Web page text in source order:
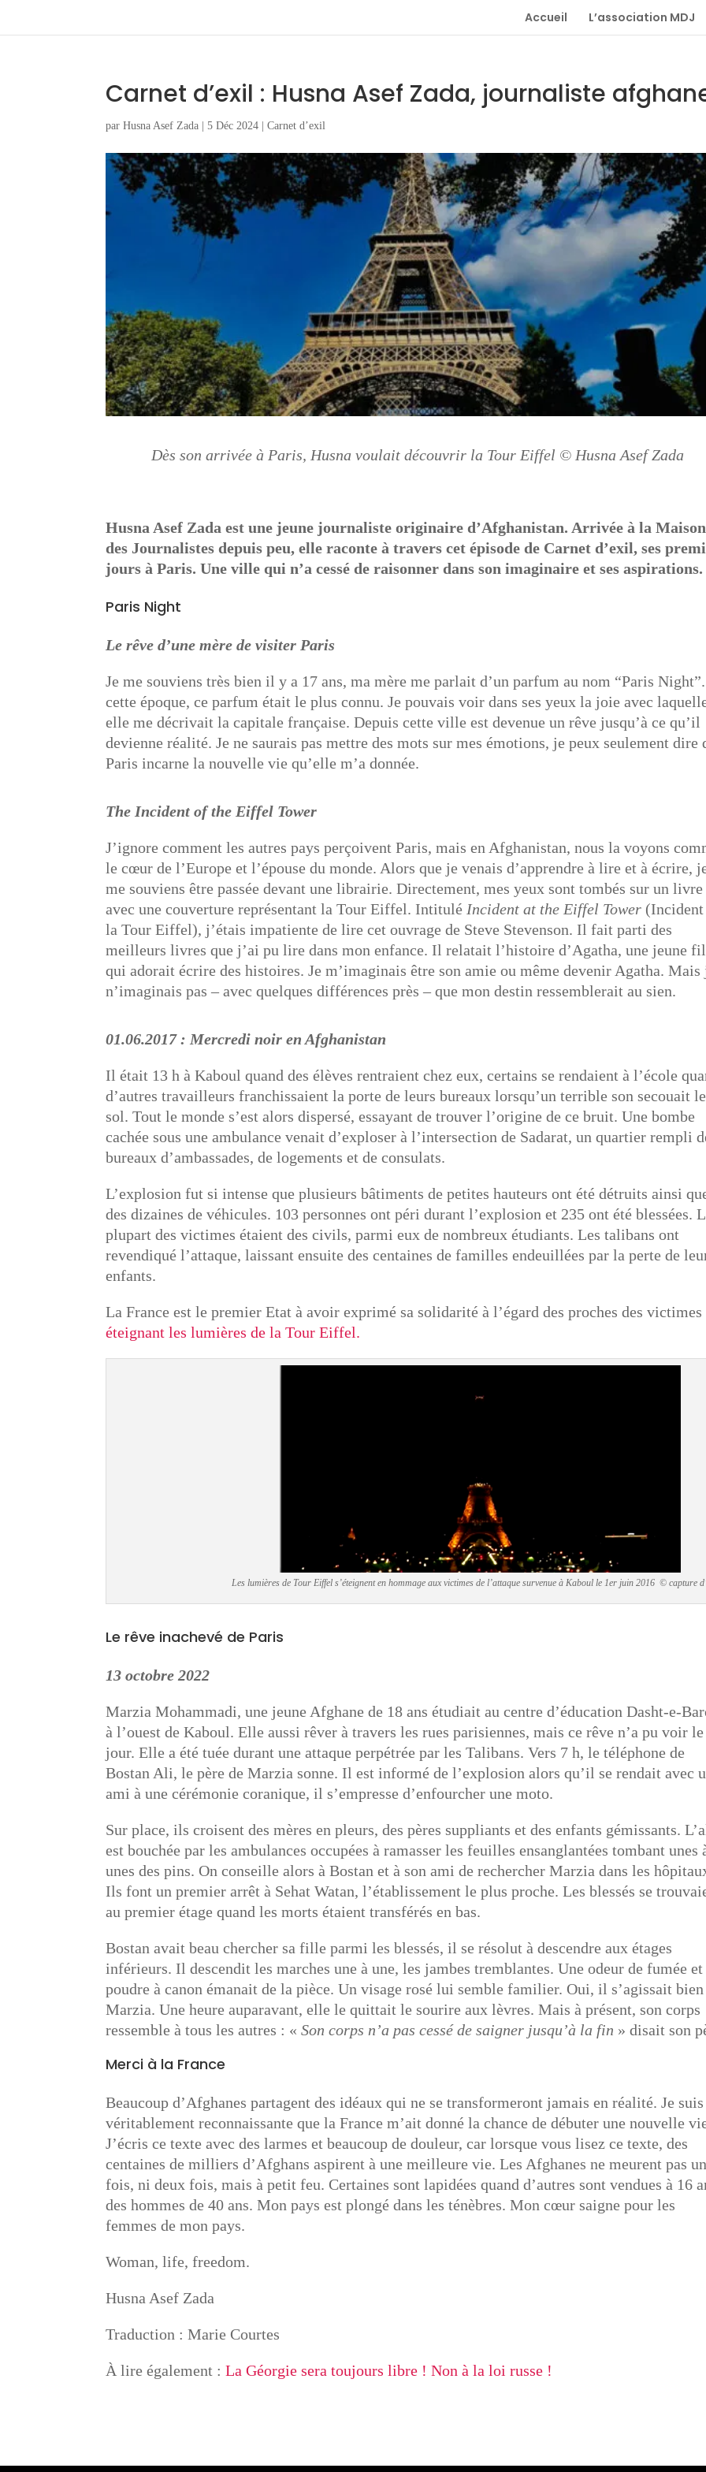
Accueil L’association MDJ
Carnet d’exil : Husna Asef Zada, journaliste
parHusna Asef Zada |5 Déc 2024 |Carnet d’exil
Dès son arrivée à Paris, Husna voulait découvrir la Tour Eiffel © Husna Asef Zada
Husna Asef Zada est une jeune journaliste originaire d’Afghanistan. Arrivée à la Maison
des Journalistes depuis peu, elle raconte à travers cet épisode de Carnet d’exil, ses
jours à Paris. Une ville qui n’a cessé de raisonner dans son imaginaire et ses aspirations.
Paris Night
Le rêve d’une mère de visiter Paris
Je me souviens très bien il y a 17 ans, ma mère me parlait d’un parfum au nom “Paris
cette époque, ce parfum était le plus connu. Je pouvais voir dans ses yeux la joie avec
elle me décrivait la capitale française. Depuis cette ville est devenue un rêve jusqu’à ce qu’il
devienne réalité. Je ne saurais pas mettre des mots sur mes émotions, je peux seulement dire
Paris incarne la nouvelle vie qu’elle m’a donnée.
The Incident of the Eiffel Tower
J’ignore comment les autres pays perçoivent Paris, mais en Afghanistan, nous la voyons
le cœur de l’Europe et l’épouse du monde. Alors que je venais d’apprendre à lire et à écrire,
me souviens être passée devant une librairie. Directement, mes yeux sont tombés sur un livre
avec une couverture représentant la Tour Eiffel. Intitulé Incident at the Eiffel Tower (Incident
la Tour Eiffel), j’étais impatiente de lire cet ouvrage de Steve Stevenson. Il fait parti des
meilleurs livres que j’ai pu lire dans mon enfance. Il relatait l’histoire d’Agatha, une jeune
qui adorait écrire des histoires. Je m’imaginais être son amie ou même devenir Agatha. Mais
n’imaginais pas – avec quelques différences près – que mon destin ressemblerait au sien.
01.06.2017 : Mercredi noir en Afghanistan
Il était 13 h à Kaboul quand des élèves rentraient chez eux, certains se rendaient à l’école
d’autres travailleurs franchissaient la porte de leurs bureaux lorsqu’un terrible son secouait le
sol. Tout le monde s’est alors dispersé, essayant de trouver l’origine de ce bruit. Une bombe
cachée sous une ambulance venait d’exploser à l’intersection de Sadarat, un quartier rempli
bureaux d’ambassades, de logements et de consulats.
L’explosion fut si intense que plusieurs bâtiments de petites hauteurs ont été détruits ainsi
des dizaines de véhicules. 103 personnes ont péri durant l’explosion et 235 ont été blessées.
plupart des victimes étaient des civils, parmi eux de nombreux étudiants. Les talibans ont
revendiqué l’attaque, laissant ensuite des centaines de familles endeuillées par la perte de
enfants.
La France est le premier Etat à avoir exprimé sa solidarité à l’égard des proches des victimes
éteignant les lumières de la Tour Eiffel.
Les lumières de Tour Eiffel s’éteignent en hommage aux victimes de l’attaque survenue à Kaboul le 1er juin 2016 © capture
Le rêve inachevé de Paris
13 octobre 2022
Marzia Mohammadi, une jeune Afghane de 18 ans étudiait au centre d’éducation Dasht-e-
à l’ouest de Kaboul. Elle aussi rêver à travers les rues parisiennes, mais ce rêve n’a pu voir le
jour. Elle a été tuée durant une attaque perpétrée par les Talibans. Vers 7 h, le téléphone de
Bostan Ali, le père de Marzia sonne. Il est informé de l’explosion alors qu’il se rendait avec
ami à une cérémonie coranique, il s’empresse d’enfourcher une moto.
Sur place, ils croisent des mères en pleurs, des pères suppliants et des enfants gémissants.
est bouchée par les ambulances occupées à ramasser les feuilles ensanglantées tombant unes
unes des pins. On conseille alors à Bostan et à son ami de rechercher Marzia dans les
Ils font un premier arrêt à Sehat Watan, l’établissement le plus proche. Les blessés se
au premier étage quand les morts étaient transférés en bas.
Bostan avait beau chercher sa fille parmi les blessés, il se résolut à descendre aux étages
inférieurs. Il descendit les marches une à une, les jambes tremblantes. Une odeur de fumée et
poudre à canon émanait de la pièce. Un visage rosé lui semble familier. Oui, il s’agissait bien
Marzia. Une heure auparavant, elle le quittait le sourire aux lèvres. Mais à présent, son corps
ressemble à tous les autres : «Son corps n’a pas cessé de saigner jusqu’à la fin » disait son
Merci à la France
Beaucoup d’Afghanes partagent des idéaux qui ne se transformeront jamais en réalité. Je suis
véritablement reconnaissante que la France m’ait donné la chance de débuter une nouvelle
J’écris ce texte avec des larmes et beaucoup de douleur, car lorsque vous lisez ce texte, des
centaines de milliers d’Afghans aspirent à une meilleure vie. Les Afghanes ne meurent pas
fois, ni deux fois, mais à petit feu. Certaines sont lapidées quand d’autres sont vendues à 16
des hommes de 40 ans. Mon pays est plongé dans les ténèbres. Mon cœur saigne pour les
femmes de mon pays.
Woman, life, freedom.
Husna Asef Zada
Traduction : Marie Courtes
À lire également :La Géorgie sera toujours libre ! Non à la loi russe !